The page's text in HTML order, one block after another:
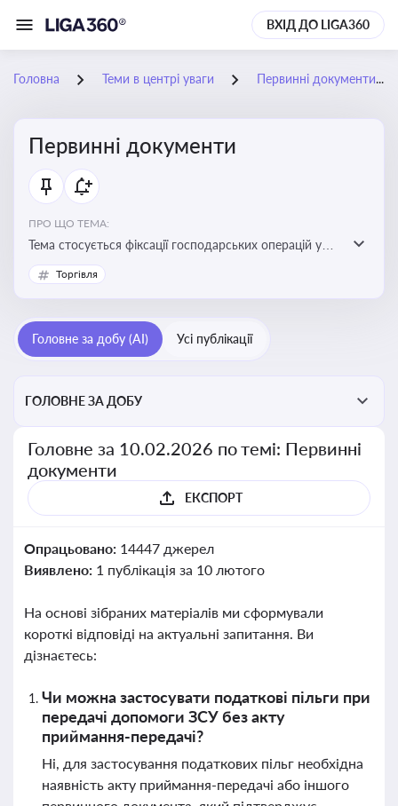
ВХІД ДО LIGA360
Головна Теми в центрі уваги Первинні документи
Первинні документи
ПРО ЩО ТЕМА:
Тема стосується фіксації господарських операцій у
бухгалтерському обліку та є основою для
податкового обліку
Торгівля
Головне за добу (AI) Усі публікації
ГОЛОВНЕ ЗА ДОБУ
Головне за 10.02.2026 по темі: Первинні
документи
ЕКСПОРТ
Опрацьовано: 14447 джерел
Виявлено: 1 публікація за 10 лютого
На основі зібраних матеріалів ми сформували
короткі відповіді на актуальні запитання. Ви
дізнаєтесь:
Чи можна застосувати податкові пільги при
передачі допомоги ЗСУ без акту
приймання-передачі?
Ні, для застосування податкових пільг необхідна
наявність акту приймання-передачі або іншого